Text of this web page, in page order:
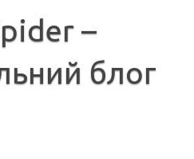
–
блог